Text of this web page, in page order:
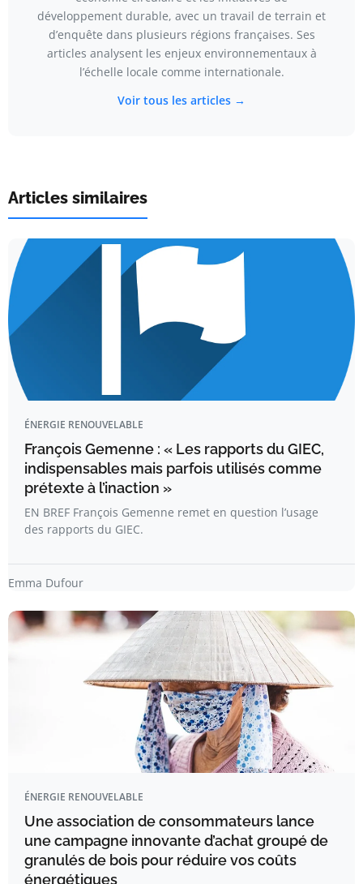
développement durable, avec un travail de terrain et
d’enquête dans plusieurs régions françaises. Ses
articles analysent les enjeux environnementaux à
l’échelle locale comme internationale.
Voir tous les articles →
Articles similaires
ÉNERGIE RENOUVELABLE
François Gemenne : « Les rapports du GIEC,
indispensables mais parfois utilisés comme
prétexte à l’inaction »
EN BREF François Gemenne remet en question l’usage
des rapports du GIEC.
Emma Dufour
ÉNERGIE RENOUVELABLE
Une association de consommateurs lance
une campagne innovante d’achat groupé de
granulés de bois pour réduire vos coûts
énergétiques